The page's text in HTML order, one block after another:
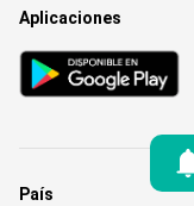
Aplicaciones
País